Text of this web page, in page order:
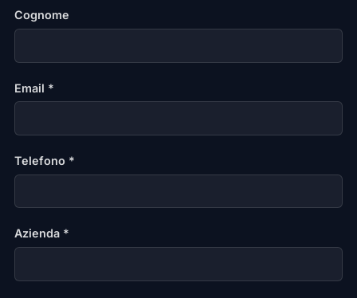
Cognome
Email *
Telefono *
Azienda *